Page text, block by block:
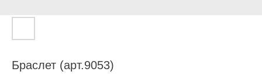
Браслет (арт.9053)